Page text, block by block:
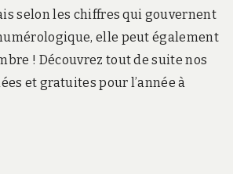
selon les chiffres qui gouvernent
elle peut également
! Découvrez tout de suite nos
et gratuites pour l’année à